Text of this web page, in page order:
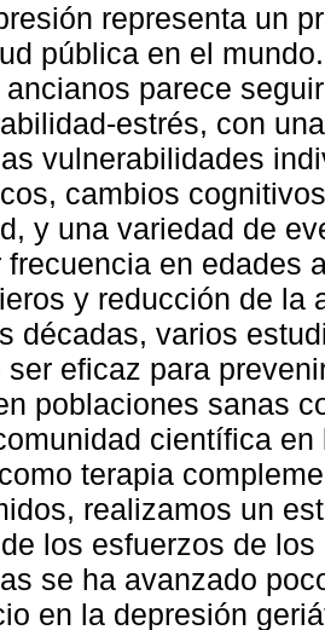
representa un
pública en el
ancianos parece
estrés, con
vulnerabilidades
cambios
y una variedad de
frecuencia en edades
y reducción de la
décadas, varios
ser eficaz para
poblaciones sanas
científica
terapia
realizamos un
los esfuerzos de
se ha avanzado
en la depresión